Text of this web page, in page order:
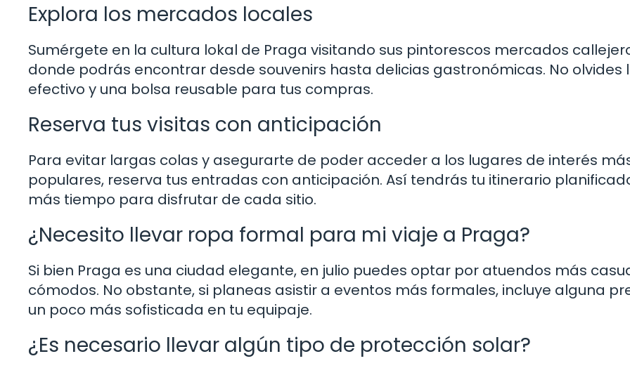
Explora los mercados locales
Sumérgete en la cultura lokal de Praga visitando sus pintorescos mercados
donde podrás encontrar desde souvenirs hasta delicias gastronómicas. No olvides
efectivo y una bolsa reusable para tus compras.
Reserva tus visitas con anticipación
Para evitar largas colas y asegurarte de poder acceder a los lugares de interés
populares, reserva tus entradas con anticipación. Así tendrás tu itinerario
más tiempo para disfrutar de cada sitio.
¿Necesito llevar ropa formal para mi viaje a Praga?
Si bien Praga es una ciudad elegante, en julio puedes optar por atuendos más
cómodos. No obstante, si planeas asistir a eventos más formales, incluye alguna
un poco más sofisticada en tu equipaje.
¿Es necesario llevar algún tipo de protección solar?